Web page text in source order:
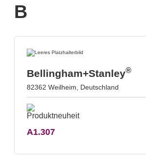
B
Bellingham+Stanley®
82362 Weilheim, Deutschland
A1.307